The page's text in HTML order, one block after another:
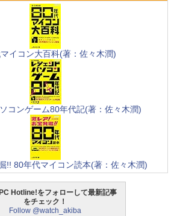
イコン大百科(著：佐々木潤)
コンゲーム80年代記(著：佐々木潤)
!! 80年代マイコン読本(著：佐々木潤)
Hotline!をフォローして最新記事
をチェック！
Follow @watch_akiba